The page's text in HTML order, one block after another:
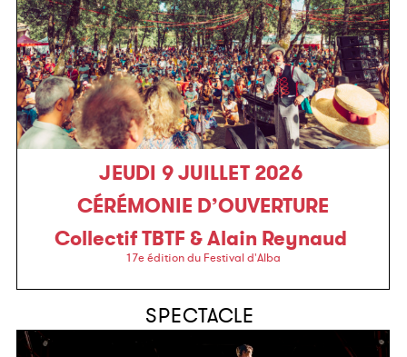
JEUDI 9 JUILLET 2026
CÉRÉMONIE D’OUVERTURE
Collectif TBTF & Alain Reynaud
17e édition du Festival d'Alba
SPECTACLE